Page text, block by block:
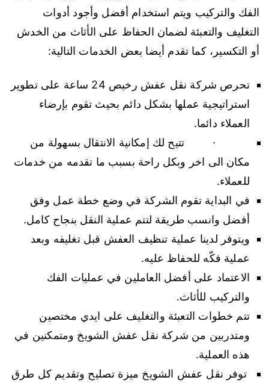
الفك والتركيب ويتم استخدام أفضل وأجود أدوات
التغليف والتعبئة لضمان الحفاظ على الأثاث من الخدش
أو التكسير، كما تقدم أيضا بعض الخدمات التالية:
تحرص شركة نقل عفش رخيص 24 ساعة على تطوير
استراتيجية عملها بشكل دائم بحيث تقوم بإرضاء
العملاء دائما.
· تتيح لك إمكانية الانتقال بسهولة من
مكان الى اخر وبكل راحة بسبب ما تقدمه من خدمات
للعملاء.
في البداية تقوم الشركة في وضع خطة عمل وفق
أفضل وانسب طريقة لتتم عملية النقل بنجاح كامل.
ويتوفر لدينا عملية تنظيف العفش قبل تغليفه وبعد
عملية فكّه للحفاظ عليه.
الاعتماد على أفضل العاملين في عمليات الفك
والتركيب للأثاث.
تتم خطوات التعبئة والتغليف على ايدي مختصين
ومتدربين من شركة نقل عفش الشويخ ومتمكنين في
هذه العملية.
توفر نقل عفش الشويخ ميزة تصليح وتقديم كل طرق